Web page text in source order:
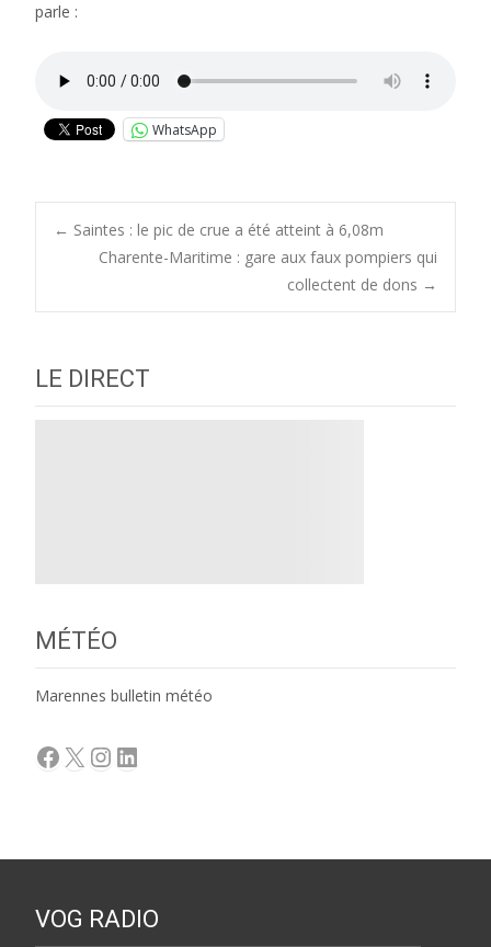
parle :
WhatsApp
Post
navigation
← Saintes : le pic de crue a été atteint à 6,08m
Charente-Maritime : gare aux faux pompiers qui
collectent de dons →
LE DIRECT
MÉTÉO
Marennes bulletin météo
Facebook
X Instagram
LinkedIn
VOG RADIO